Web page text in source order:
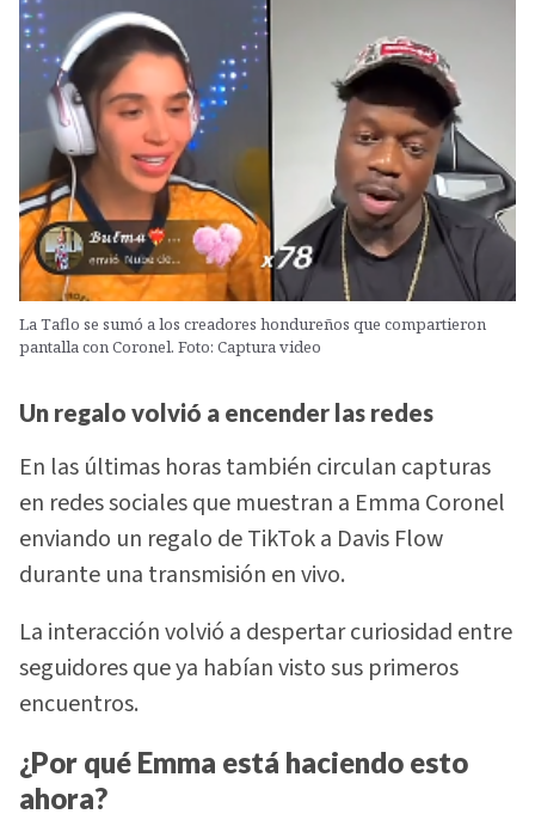
La Taflo se sumó a los creadores hondureños que compartieron
pantalla con Coronel. Foto: Captura video
Un regalo volvió a encender las redes
En las últimas horas también circulan capturas
en redes sociales que muestran a Emma Coronel
enviando un regalo de TikTok a Davis Flow
durante una transmisión en vivo.
La interacción volvió a despertar curiosidad entre
seguidores que ya habían visto sus primeros
encuentros.
¿Por qué Emma está haciendo esto
ahora?